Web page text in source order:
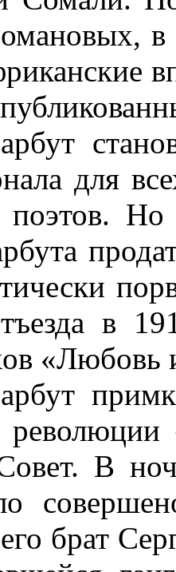
в
для
поэтов.
в
«Любовь
В
брат